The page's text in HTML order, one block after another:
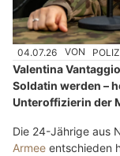
04.07.26 VON
Valentina
Soldatin werden –
Unteroffizierin der
Die 24-Jährige aus
Armee entschieden